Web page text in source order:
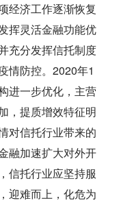
经济工作逐渐恢复
挥灵活金融功能优
充分发挥信托制度
情防控。2020年1
进一步优化，主营
，提质增效特征明
对信托行业带来的
融加速扩大对外开
信托行业应坚持服
迎难而上，化危为